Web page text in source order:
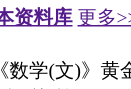
资料库 更多
数学(文)》黄